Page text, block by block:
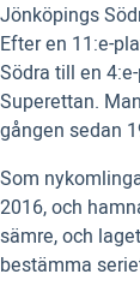
Jönköpings
Efter en 11:e-
Södra till en
Superettan.
gången sedan
Som
2016, och
sämre, och
bestämma